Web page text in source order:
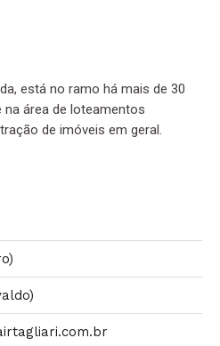
está no ramo há mais de 30
área de loteamentos
de imóveis em geral.